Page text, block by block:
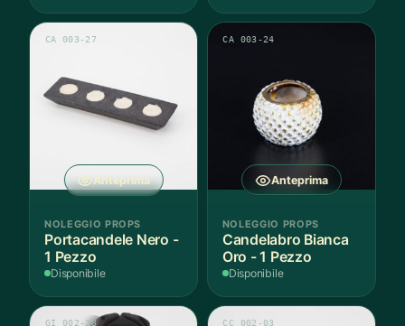
Anteprima
CA 003-27
NOLEGGIO PROPS
Portacandele Nero -
1 Pezzo
Disponibile
Anteprima
CA 003-24
NOLEGGIO PROPS
Candelabro Bianca
Oro - 1 Pezzo
Disponibile
GI 002-28 CC 002-03